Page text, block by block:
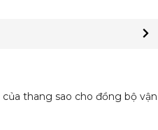
thang sao cho đồng bộ vận